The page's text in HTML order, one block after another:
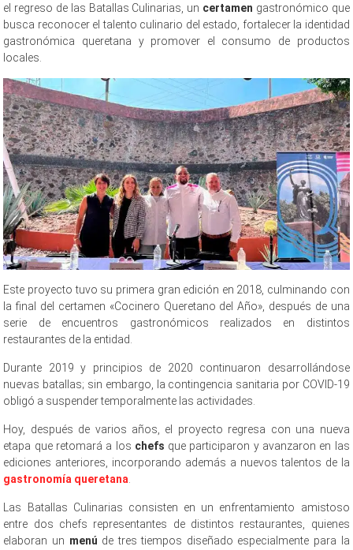
el regreso de las Batallas Culinarias, un certamen gastronómico que
busca reconocer el talento culinario del estado, fortalecer la identidad
gastronómica queretana y promover el consumo de productos
locales.
Este proyecto tuvo su primera gran edición en 2018, culminando con
la final del certamen «Cocinero Queretano del Año», después de una
serie de encuentros gastronómicos realizados en distintos
restaurantes de la entidad.
Durante 2019 y principios de 2020 continuaron desarrollándose
nuevas batallas; sin embargo, la contingencia sanitaria por COVID-19
obligó a suspender temporalmente las actividades.
Hoy, después de varios años, el proyecto regresa con una nueva
etapa que retomará a los chefs que participaron y avanzaron en las
ediciones anteriores, incorporando además a nuevos talentos de la
gastronomía queretana
Las Batallas Culinarias consisten en un enfrentamiento amistoso
entre dos chefs representantes de distintos restaurantes, quienes
elaboran un menú de tres tiempos diseñado especialmente para la